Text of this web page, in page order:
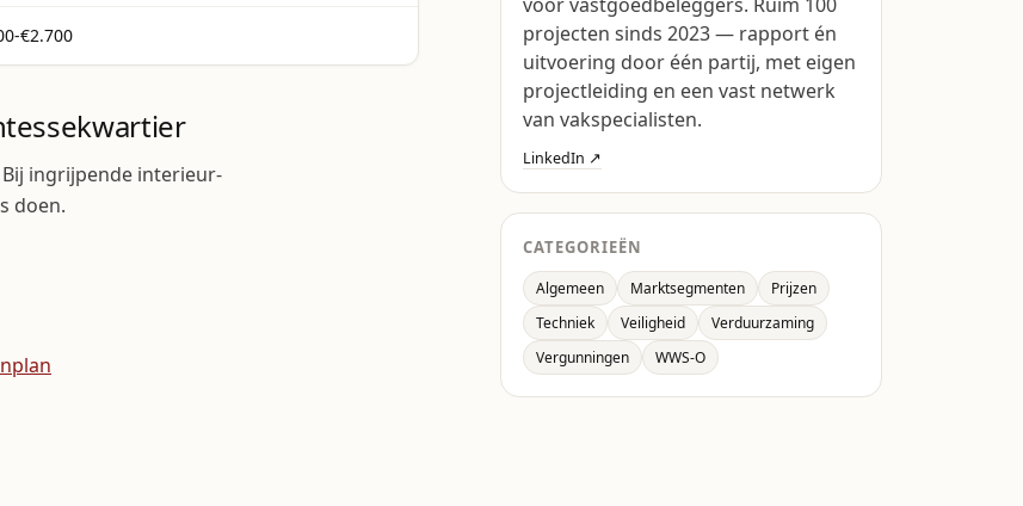
€2.700
ingrijpende interieur-
doen.
projecten sinds 2023 — rapport én
uitvoering door één partij, met eigen
projectleiding en een vast netwerk
van vakspecialisten.
LinkedIn ↗
CATEGORIEËN
Algemeen Marktsegmenten
Prijzen
Techniek
Veiligheid
Verduurzaming
Vergunningen
WWS-O